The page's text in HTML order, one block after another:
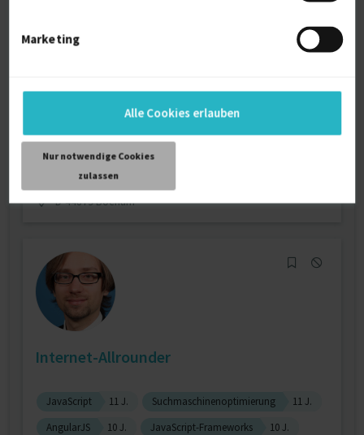
Marketing
Alle Cookies erlauben
Nur notwendige Cookies
zulassen
HSE-Mana...
J.
Verfügbarkeit einsehen
0
Referenzen
auf Anfrage
D-44879 Bochum
Internet-Allrounder
JavaScript 11 J. Suchmaschinenoptimierung
11 J.
AngularJS
10 J. JavaScript-Frameworks 10 J.